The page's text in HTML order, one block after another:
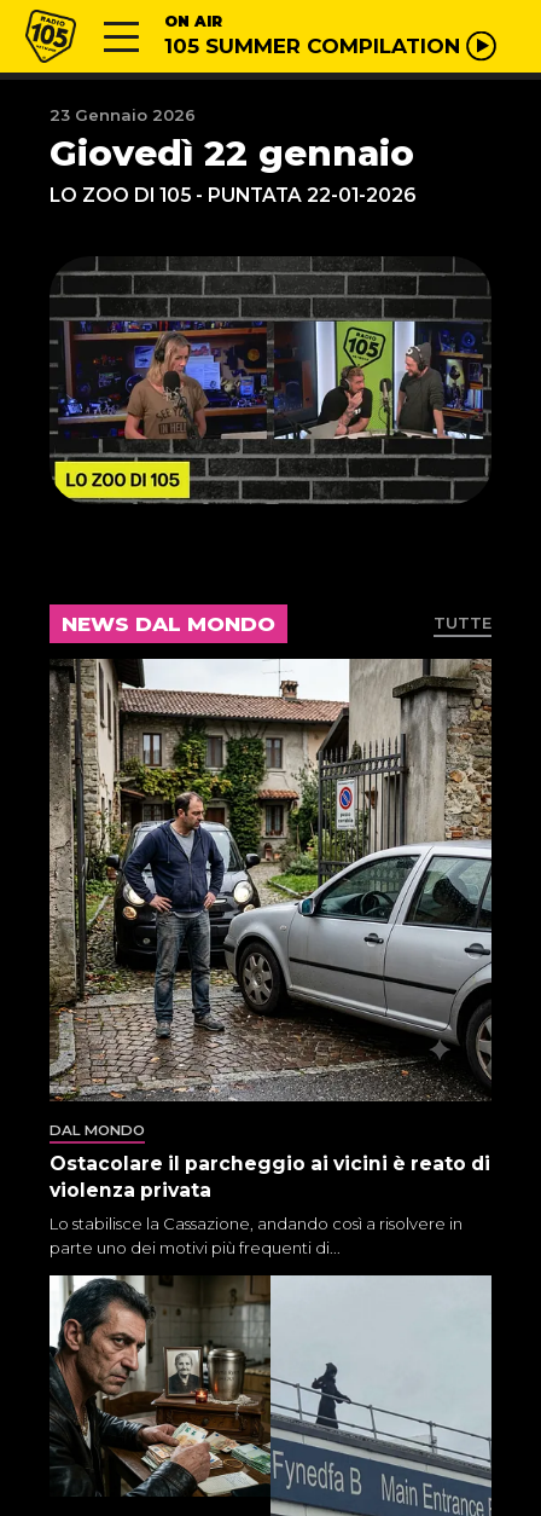
Vai al contenuto
Radio 105 ON AIR
105 SUMMER COMPILATION
23 Gennaio 2026
Giovedì 22 gennaio
LO ZOO DI 105 - PUNTATA 22-01-2026
NEWS DAL MONDO TUTTE
DAL MONDO
Ostacolare il parcheggio ai vicini è reato di
violenza privata
Lo stabilisce la Cassazione, andando così a risolvere in
parte uno dei motivi più frequenti di...